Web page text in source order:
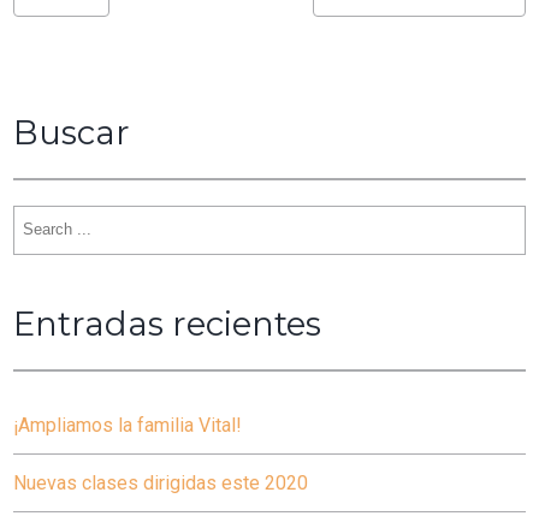
entradas
Buscar
Search
for:
Entradas recientes
¡Ampliamos la familia Vital!
Nuevas clases dirigidas este 2020